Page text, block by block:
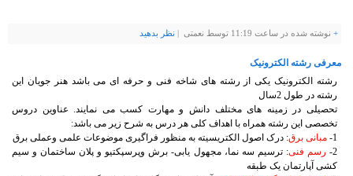
+ نوشته شده در ساعت 11:19 توسط نعمتی | نظر بدهيد
معرفی رشته الکترونیک
رشته الکترونیک یکی از رشته های شاخه فنی و حرفه ای می باشد هنر جویان این
رشته در طول 2سال
تحصیلی در زمینه های مختلف دانش و مهارت کسب می نمایند. عناوین دروس
تخصصی این رشته همراه با اهداف کلی هر درس به شرح زیر می باشد:
1- مبانی برق: درک اصول الکتریسیته به منظور فراگیری موضوعات علمی وعملی برق
2-
رسم فنی: ترسیم سه نما، مجهول یابی- برش وپرسپکتیو و پلان ساختمان و سیم
کشی آپارتمان یک طبقه